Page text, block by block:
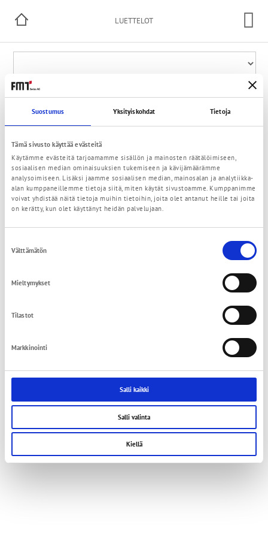
Suostumus Yksityiskohdat Tietoja
Tämä sivusto käyttää evästeitä
Käytämme evästeitä tarjoamamme sisällön ja mainosten räätälöimiseen,
sosiaalisen median ominaisuuksien tukemiseen ja kävijämäärämme
analysoimiseen. Lisäksi jaamme sosiaalisen median, mainosalan ja analytiikka-
alan kumppaneillemme tietoja siitä, miten käytät sivustoamme. Kumppanimme
voivat yhdistää näitä tietoja muihin tietoihin, joita olet antanut heille tai joita
on kerätty, kun olet käyttänyt heidän palvelujaan.
valinta
Välttämätön
Mieltymykset
Tilastot
Markkinointi
Salli kaikki
Salli valinta
Kiellä
LUETTELOT
© 2021 FMT Swiss AG
Yhteystiedot Yksityisyyden politiikka Käyttöehdot